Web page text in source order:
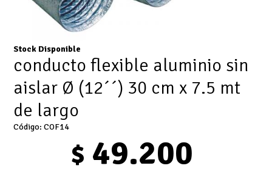
Stock Disponible
conducto flexible aluminio sin
aislar Ø (12´´) 30 cm x 7.5 mt
de largo
Código: COF14
$ 49.200